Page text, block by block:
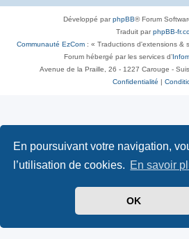
En poursuivant votre navigation,
l’utilisation de cookies. En savoir
OK
Développé parphpBB® Forum
Traduit parphpBB-
Communauté EzCom : « Traductions d'extensions &
Forum hébergé par les services d’
Avenue de la Praille, 26 - 1227 Carouge -
Confidentialité